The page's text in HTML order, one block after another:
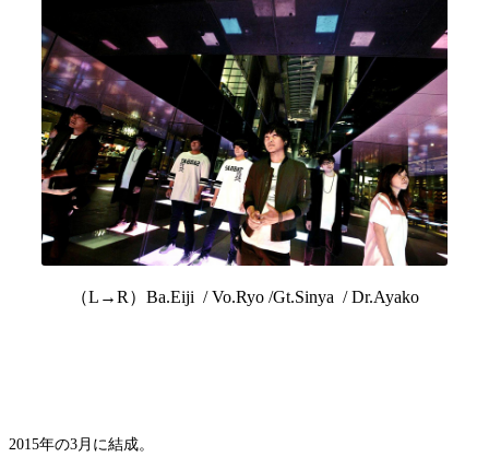
（L→R）Ba.Eiji / Vo.Ryo /Gt.Sinya / Dr.Ayako
2015年の3月に結成。